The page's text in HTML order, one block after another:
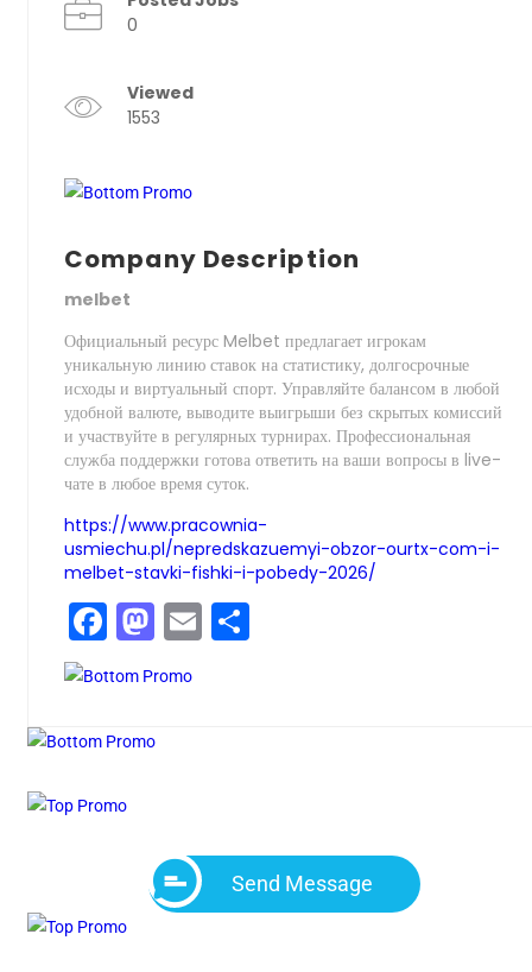
0
Viewed
1553
Company Description
melbet
Официальный ресурс Melbet предлагает игрокам
уникальную линию ставок на статистику, долгосрочные
исходы и виртуальный спорт. Управляйте балансом в любой
удобной валюте, выводите выигрыши без скрытых комиссий
и участвуйте в регулярных турнирах. Профессиональная
служба поддержки готова ответить на ваши вопросы в live-
чате в любое время суток.
https://www.pracownia-
usmiechu.pl/nepredskazuemyi-obzor-ourtx-com-i-
melbet-stavki-fishki-i-pobedy-2026/
Facebook
Mastodon
Email
Send Message